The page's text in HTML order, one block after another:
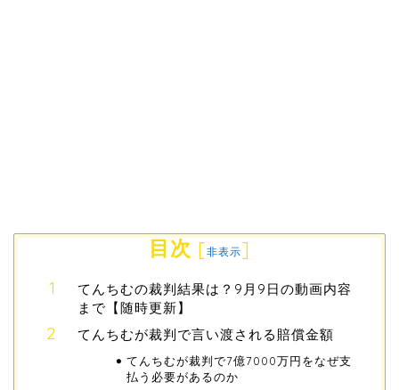
目次 [非表示]
てんちむの裁判結果は？9月9日の動画内容
まで【随時更新】
てんちむが裁判で言い渡される賠償金額
てんちむが裁判で7億7000万円をなぜ支
払う必要があるのか